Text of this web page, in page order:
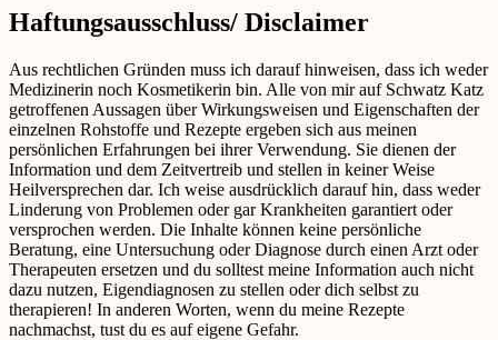
Haftungsausschluss/ Disclaimer
Aus rechtlichen Gründen muss ich darauf hinweisen, dass ich weder
Medizinerin noch Kosmetikerin bin. Alle von mir auf Schwatz Katz
getroffenen Aussagen über Wirkungsweisen und Eigenschaften der
einzelnen Rohstoffe und Rezepte ergeben sich aus meinen
persönlichen Erfahrungen bei ihrer Verwendung. Sie dienen der
Information und dem Zeitvertreib und stellen in keiner Weise
Heilversprechen dar. Ich weise ausdrücklich darauf hin, dass weder
Linderung von Problemen oder gar Krankheiten garantiert oder
versprochen werden. Die Inhalte können keine persönliche
Beratung, eine Untersuchung oder Diagnose durch einen Arzt oder
Therapeuten ersetzen und du solltest meine Information auch nicht
dazu nutzen, Eigendiagnosen zu stellen oder dich selbst zu
therapieren! In anderen Worten, wenn du meine Rezepte
nachmachst, tust du es auf eigene Gefahr.